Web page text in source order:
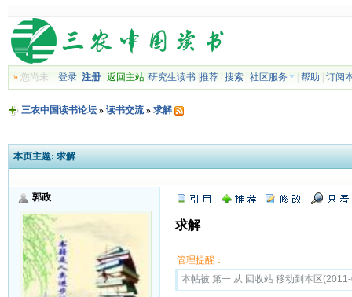
»您尚未 登录 注册| 返回主站| 研究生读书| 推荐| 搜索| 社区服务 帮助 订阅
三农中国读书论坛» 读书交流» 求解
本页主题: 求解
郭政
求解
管理提醒：
本帖被 第一 从 回收站 移动到本区